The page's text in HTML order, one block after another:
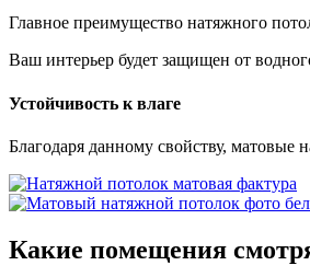
Главное преимущество натяжного
Ваш интерьер будет защищен от
Устойчивость к влаге
Благодаря данному свойству,
Какие помещения